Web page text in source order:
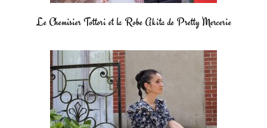
Le Chemisier Tottori et la Robe Akita de Pretty Mercerie